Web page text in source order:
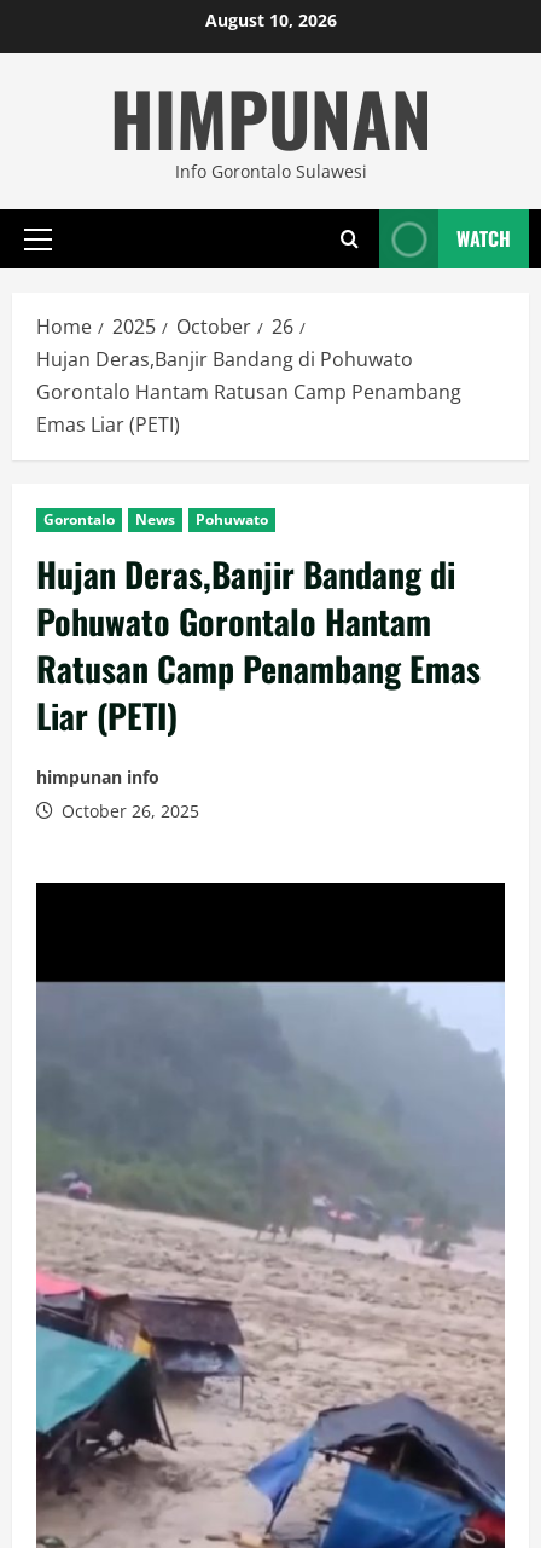
to
August 10, 2026
HIMPUNAN
Info Gorontalo Sulawesi
Primary
WATCH
Home 2025 October
26
Hujan Deras,Banjir Bandang di Pohuwato
Gorontalo Hantam Ratusan Camp Penambang
Emas Liar (PETI)
Gorontalo News Pohuwato
Hujan Deras,Banjir Bandang di
Pohuwato Gorontalo Hantam
Ratusan Camp Penambang Emas
Liar (PETI)
himpunan info
October 26, 2025